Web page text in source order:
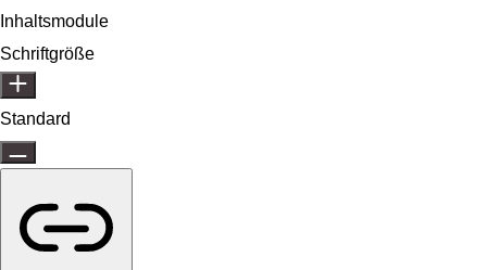
Inhaltsmodule
Schriftgröße
Standard